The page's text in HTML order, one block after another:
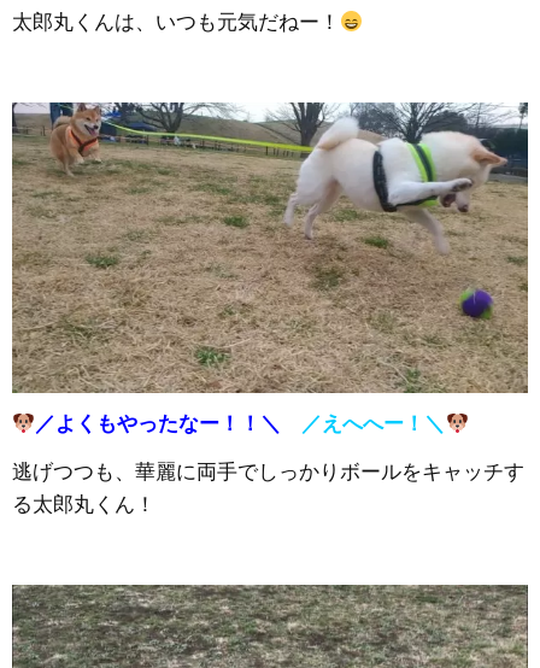
太郎丸くんは、いつも元気だねー！
／よくもやったなー！！＼ ／えへへー！＼
逃げつつも、華麗に両手でしっかりボールをキャッチす
る太郎丸くん！